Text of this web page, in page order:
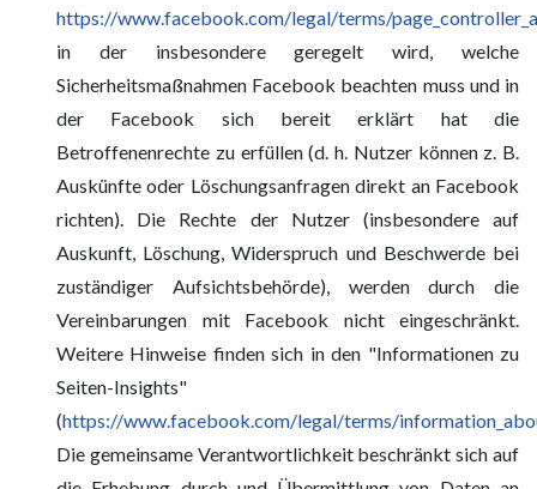
https://www.facebook.com/legal/terms/
in der insbesondere geregelt wird, welche
Sicherheitsmaßnahmen Facebook beachten muss und in
der Facebook sich bereit erklärt hat die
Betroffenenrechte zu erfüllen (d. h. Nutzer können z. B.
Auskünfte oder Löschungsanfragen direkt an Facebook
richten). Die Rechte der Nutzer (insbesondere auf
Auskunft, Löschung, Widerspruch und Beschwerde bei
zuständiger Aufsichtsbehörde), werden durch die
Vereinbarungen mit Facebook nicht eingeschränkt.
Weitere Hinweise finden sich in den "Informationen zu
Seiten-Insights"
(https://www.facebook.com/legal/terms/
Die gemeinsame Verantwortlichkeit beschränkt sich auf